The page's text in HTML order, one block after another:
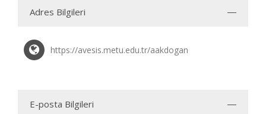
Adres Bilgileri
https://avesis.metu.edu.tr/aakdogan
E-posta Bilgileri